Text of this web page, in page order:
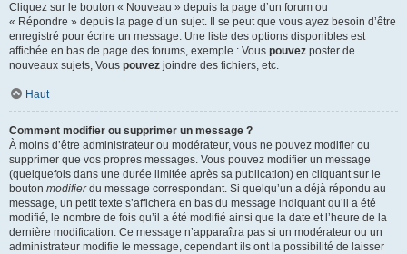
Cliquez sur le bouton « Nouveau » depuis la page d’un forum ou
« Répondre » depuis la page d’un sujet. Il se peut que vous ayez besoin d’être
enregistré pour écrire un message. Une liste des options disponibles est
affichée en bas de page des forums, exemple : Vous pouvez poster de
nouveaux sujets, Vous pouvez joindre des fichiers, etc.
Haut
Comment modifier ou supprimer un message ?
À moins d’être administrateur ou modérateur, vous ne pouvez modifier ou
supprimer que vos propres messages. Vous pouvez modifier un message
(quelquefois dans une durée limitée après sa publication) en cliquant sur le
bouton modifierdu message correspondant. Si quelqu’un a déjà répondu au
message, un petit texte s’affichera en bas du message indiquant qu’il a été
modifié, le nombre de fois qu’il a été modifié ainsi que la date et l’heure de la
dernière modification. Ce message n’apparaîtra pas si un modérateur ou un
administrateur modifie le message, cependant ils ont la possibilité de laisser